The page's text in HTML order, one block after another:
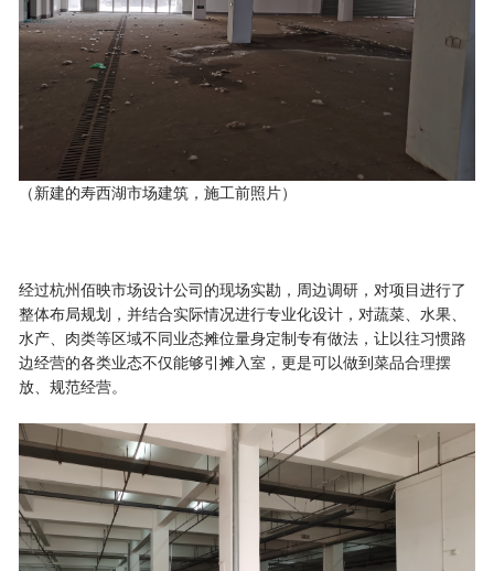
（新建的寿西湖市场建筑，施工前照片）
经过杭州佰映市场设计公司的现场实勘，周边调研，对项目进行了
整体布局规划，并结合实际情况进行专业化设计，对蔬菜、水果、
水产、肉类等区域不同业态摊位量身定制专有做法，让以往习惯路
边经营的各类业态不仅能够引摊入室，更是可以做到菜品合理摆
放、规范经营。